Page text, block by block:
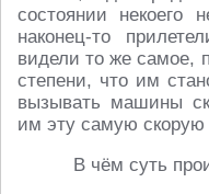
состоянии некоего
наконец-то
видели то же самое,
степени, что им
вызывать машины
им эту самую
В чём суть